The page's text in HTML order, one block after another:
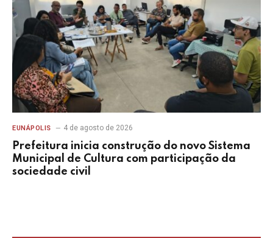
EUNÁPOLIS 4 de agosto de 2026
Prefeitura inicia construção do novo Sistema
Municipal de Cultura com participação da
sociedade civil